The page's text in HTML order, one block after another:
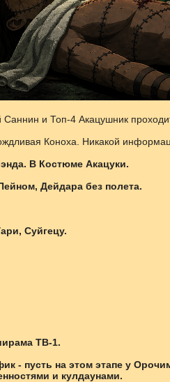
и Топ-4 Акацушник
Коноха. Никакой
В Костюме Акацуки.
Дейдара без полета.
Суйгецу.
ТВ-1.
- пусть на этом этапе у
и кулдаунами.